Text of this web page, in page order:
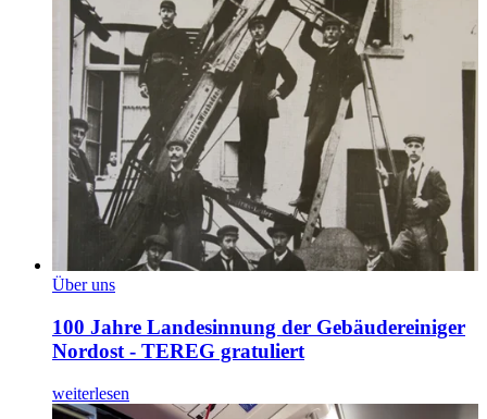
Über uns
100 Jahre Landesinnung der Gebäudereiniger
Nordost - TEREG gratuliert
weiterlesen